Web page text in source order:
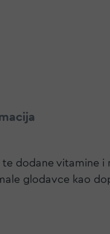
te dodane vitamine
glodavce kao